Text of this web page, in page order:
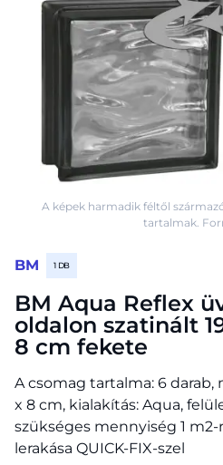
BM 1 DB
BM Aqua Reflex
oldalon szatinált
8 cm fekete
A csomag tartalma: 6 darab,
x 8 cm, kialakítás: Aqua,
szükséges mennyiség 1
lerakása QUICK-FIX-szel
A képek harmadik féltől
tartalmak.